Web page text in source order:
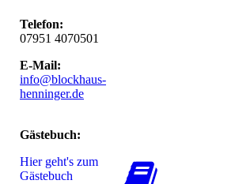
Telefon:
07951 4070501
E-Mail:
info@blockhaus-
henninger.de
Gästebuch:
Hier geht's zum
Gästebuch